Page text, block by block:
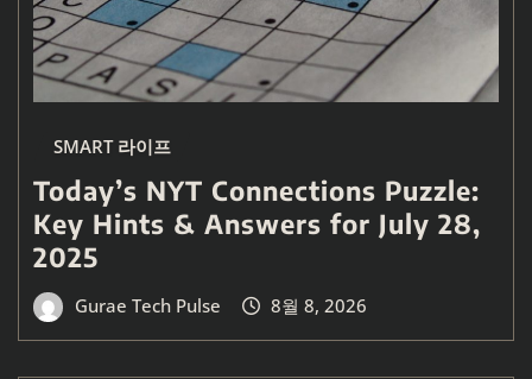
SMART 라이프
Today’s NYT Connections Puzzle:
Key Hints & Answers for July 28,
2025
Gurae Tech Pulse 8월 8, 2026